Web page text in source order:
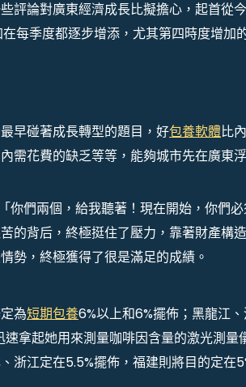
評論對廣東經濟成長比擬擔心，起首從
每季度都逐步增添，尤其第四時度增加
早碰著成長轉型的題目，好包養軟體比
需花費的缺乏等等，能夠城市先在廣東
你們兩個，給我聽著！現在開始，你們
的背后，終極挺住了壓力，靠著財產構
勢，終極獲得了很是滿足的成績。
為短期包養6%以上和6%擺佈；黑龍江
拿起她用來測量咖啡因含量的激光測量
浙江定在5.5%擺佈，福建則將目的定在